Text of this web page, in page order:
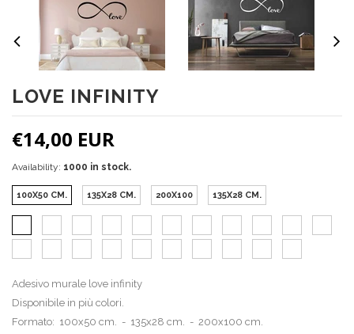
LOVE INFINITY
€14,00 EUR
Availability: 1000 in stock.
100X50 CM. 135X28 CM. 200X100 135X28 CM.
Adesivo murale love infinity
Disponibile in più colori.
Formato: 100x50 cm. - 135x28 cm. - 200x100 cm.